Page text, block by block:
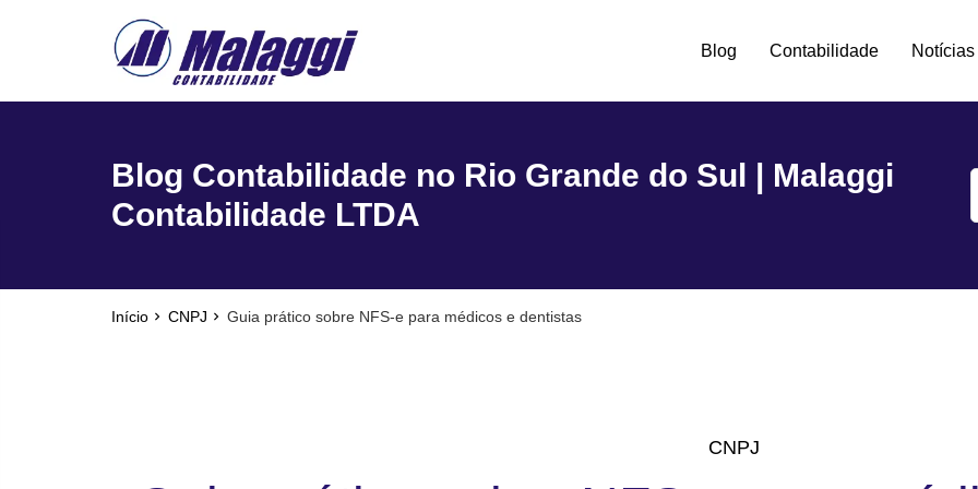
Blog Contabilidade Notícias
Blog Contabilidade no Rio Grande do Sul | Malaggi
Contabilidade LTDA
Início CNPJ Guia prático sobre NFS-e para médicos e dentistas
reply FALE CONOSCO
phone (51) 3751-0400
Encantado - Rio Grande do Sul
CNPJ